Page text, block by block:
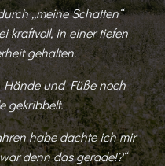
„meine Schatten“
kraftvoll, in einer tiefen
gehalten.
und Füße noch
gekribbelt.
habe dachte ich mir
denn das gerade!?“